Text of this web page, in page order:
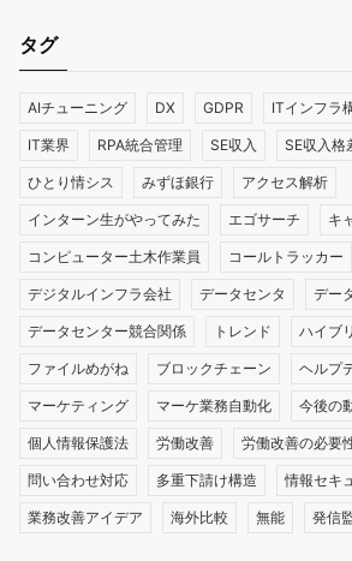
タグ
AIチューニング DX GDPR ITインフラ
IT業界 RPA統合管理 SE収入 SE収入格
ひとり情シス みずほ銀行 アクセス解析
インターン生がやってみた エゴサーチ キ
コンピューター土木作業員 コールトラッカー
デジタルインフラ会社 データセンタ デー
データセンター競合関係 トレンド ハイブ
ファイルめがね ブロックチェーン ヘルプ
マーケティング マーケ業務自動化 今後の
個人情報保護法 労働改善 労働改善の必要
問い合わせ対応 多重下請け構造 情報セキ
業務改善アイデア 海外比較 無能 発信